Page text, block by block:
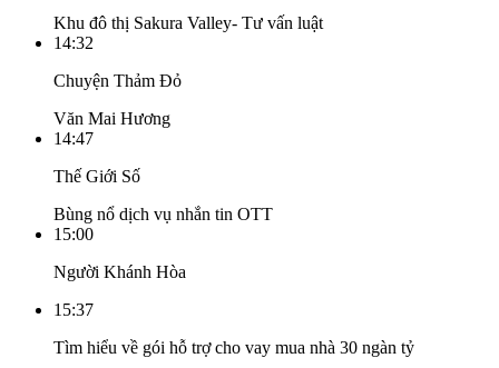
Khu đô thị Sakura Valley- Tư vấn luật
14:32
Chuyện Thảm Đỏ
Văn Mai Hương
14:47
Thế Giới Số
Bùng nổ dịch vụ nhắn tin OTT
15:00
Người Khánh Hòa
15:37
Tìm hiểu về gói hỗ trợ cho vay mua nhà 30 ngàn tỷ